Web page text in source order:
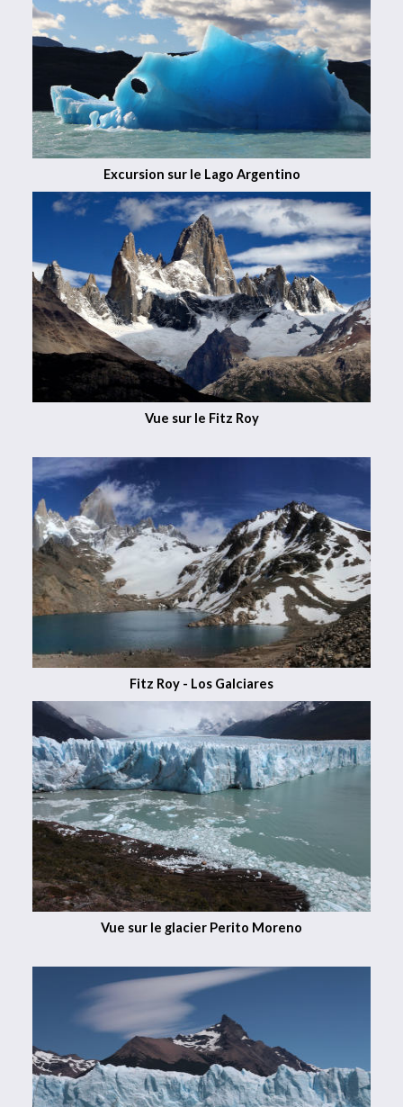
Excursion sur le Lago Argentino
Vue sur le Fitz Roy
Fitz Roy - Los Galciares
Vue sur le glacier Perito Moreno